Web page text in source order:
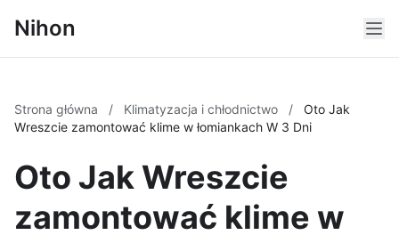
Nihon
Strona główna / Klimatyzacja i chłodnictwo /
Oto Jak
Wreszcie zamontować klime w łomiankach W 3 Dni
Oto Jak Wreszcie
zamontować klime w